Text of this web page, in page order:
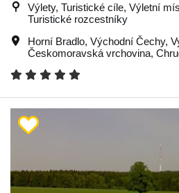
Výlety, Turistické cíle, Výletní
Turistické rozcestníky
Horní Bradlo, Východní Čechy,
Českomoravská vrchovina,